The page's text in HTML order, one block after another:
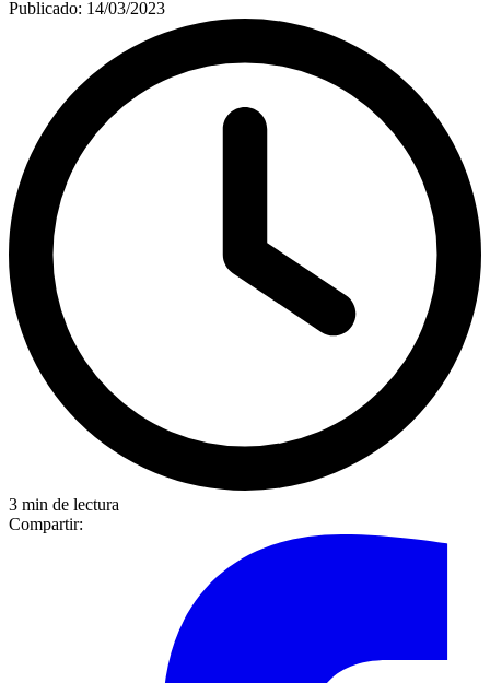
Publicado: 14/03/2023
3 min de lectura
Compartir: